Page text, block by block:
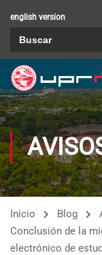
english version
Inicio Blog
Conclusión de la
electrónico de